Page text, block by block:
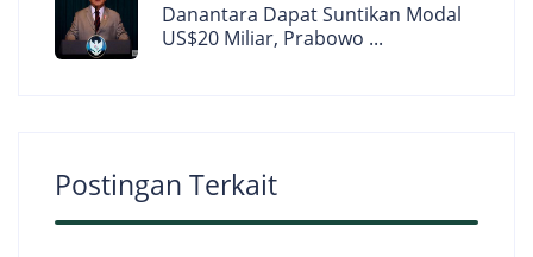
Danantara Dapat Suntikan Modal
US$20 Miliar, Prabowo ...
Postingan Terkait